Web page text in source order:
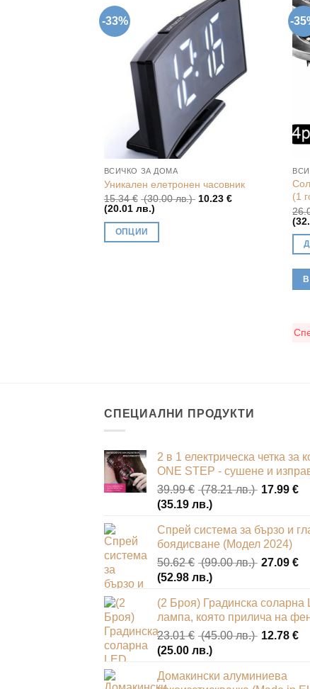
-33%
ВСИЧКО ЗА ДОМА
Уникален елетронен часовник
15.34€ (30.00 лв.) Original
10.23€
(20.01 лв.)Текущата
ОПЦИИ
on
the
page
-
(1
СПЕЦИАЛНИ ПРОДУКТИ
2 в 1 електрическа четка за
ONE STEP - сушене и
39.99€ (78.21 лв.) Original
39.99 €
(78.21
лв.).
17.99 €
(35.19 лв.)Текущата
е:
17.99 €
(35.19
лв.).
Спрей система за бързо и
боядисване (Модел 2024)
50.62€ (99.00 лв.) Original
50.62 €
(99.00
лв.).
27.09 €
(52.98 лв.)Текущата
е:
27.09 €
(52.98
лв.).
(2 Броя) Градинска соларна
лампа, която прилича на
23.01€ (45.00 лв.) Original
23.01 €
12.78 €
(25.00 лв.)Текущата
е:
Домакински алуминиева